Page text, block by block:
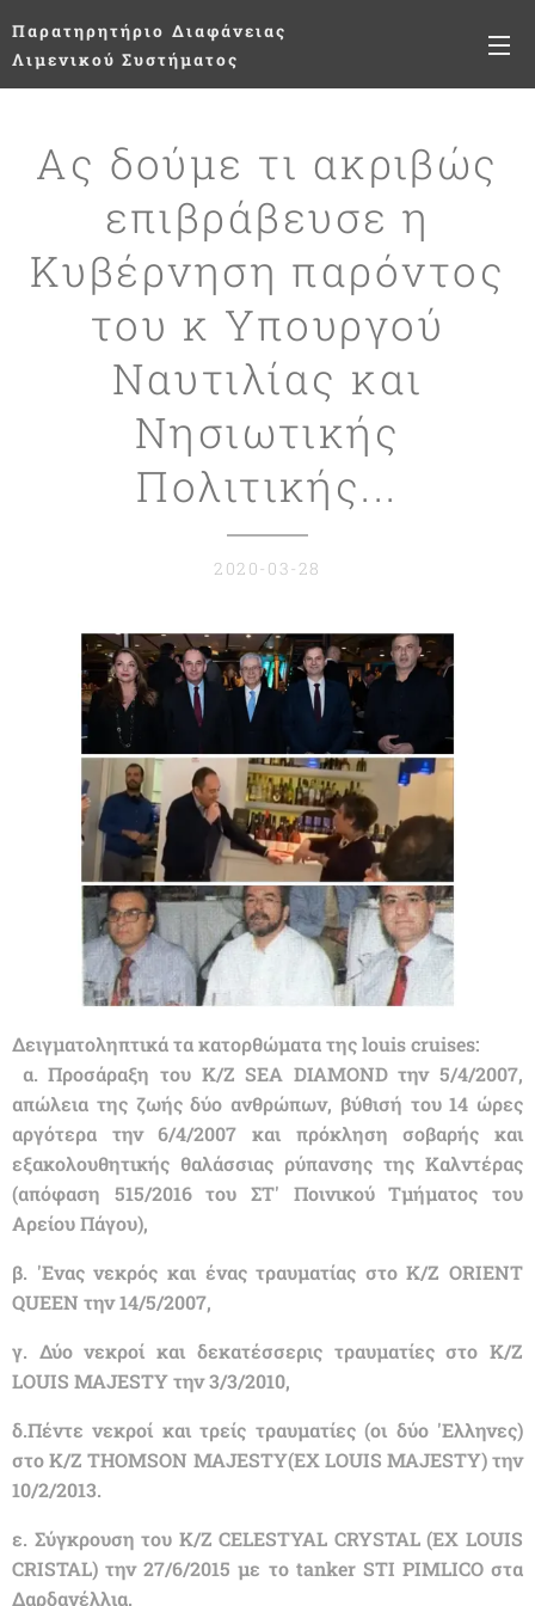
Παρατηρητήριο Διαφάνειας
Λιμενικού Συστήματος
Ας δούμε τι ακριβώς
επιβράβευσε η
Κυβέρνηση παρόντος
του κ Υπουργού
Ναυτιλίας και
Νησιωτικής
Πολιτικής...
2020-03-28
Δειγματοληπτικά τα κατορθώματα της louis cruises:
α. Προσάραξη του Κ/Ζ SEA DIAMOND την 5/4/2007,
απώλεια της ζωής δύο ανθρώπων, βύθισή του 14 ώρες
αργότερα την 6/4/2007 και πρόκληση σοβαρής και
εξακολουθητικής θαλάσσιας ρύπανσης της Καλντέρας
(απόφαση 515/2016 του ΣΤ' Ποινικού Τμήματος του
Αρείου Πάγου),
β. 'Ενας νεκρός και ένας τραυματίας στο Κ/Ζ ORIENT
QUEEN την 14/5/2007,
γ. Δύο νεκροί και δεκατέσσερις τραυματίες στο Κ/Ζ
LOUIS MAJESTY την 3/3/2010,
δ.Πέντε νεκροί και τρείς τραυματίες (οι δύο 'Ελληνες)
στο Κ/Ζ THOMSON MAJESTY(EX LOUIS MAJESTY) την
10/2/2013.
ε. Σύγκρουση του Κ/Ζ CELESTYAL CRYSTAL (EX LOUIS
CRISTAL) την27/6/2015με το tanker STI PIMLICO στα
Δαρδανέλλια.